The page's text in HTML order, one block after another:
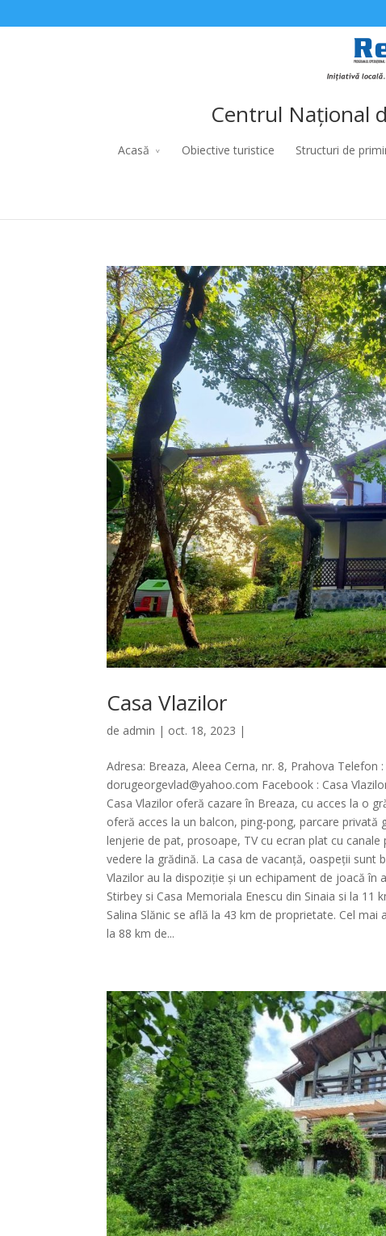
Centrul Național
Acasă Obiective turistice Structuri de
Casa Vlazilor
de admin | oct. 18, 2023 |
Adresa: Breaza, Aleea Cerna, nr. 8, Prahova Telefon
dorugeorgevlad@yahoo.com Facebook : Casa
Casa Vlazilor oferă cazare în Breaza, cu acces la o
oferă acces la un balcon, ping-pong, parcare
lenjerie de pat, prosoape, TV cu ecran plat cu
vedere la grădină. La casa de vacanță, oaspeții sunt
Vlazilor au la dispoziție și un echipament de joacă în
Stirbey si Casa Memoriala Enescu din Sinaia si la
Salina Slănic se află la 43 km de proprietate. Cel
la 88 km de...